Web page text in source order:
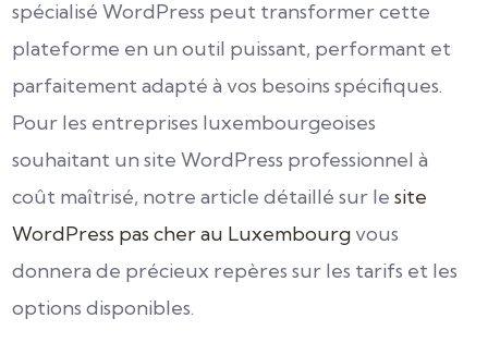
spécialisé WordPress peut transformer cette
plateforme en un outil puissant, performant et
parfaitement adapté à vos besoins spécifiques.
Pour les entreprises luxembourgeoises
souhaitant un site WordPress professionnel à
coût maîtrisé, notre article détaillé sur le site
WordPress pas cher au Luxembourg vous
donnera de précieux repères sur les tarifs et les
options disponibles.